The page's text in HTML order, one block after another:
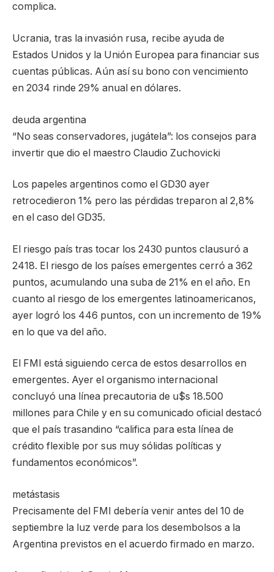
complica.
Ucrania, tras la invasión rusa, recibe ayuda de
Estados Unidos y la Unión Europea para financiar sus
cuentas públicas. Aún así su bono con vencimiento
en 2034 rinde 29% anual en dólares.
deuda argentina
“No seas conservadores, jugátela”: los consejos para
invertir que dio el maestro Claudio Zuchovicki
Los papeles argentinos como el GD30 ayer
retrocedieron 1% pero las pérdidas treparon al 2,8%
en el caso del GD35.
El riesgo país tras tocar los 2430 puntos clausuró a
2418. El riesgo de los países emergentes cerró a 362
puntos, acumulando una suba de 21% en el año. En
cuanto al riesgo de los emergentes latinoamericanos,
ayer logró los 446 puntos, con un incremento de 19%
en lo que va del año.
El FMI está siguiendo cerca de estos desarrollos en
emergentes. Ayer el organismo internacional
concluyó una línea precautoria de u$s 18.500
millones para Chile y en su comunicado oficial destacó
que el país trasandino “califica para esta línea de
crédito flexible por sus muy sólidas políticas y
fundamentos económicos”.
metástasis
Precisamente del FMI debería venir antes del 10 de
septiembre la luz verde para los desembolsos a la
Argentina previstos en el acuerdo firmado en marzo.